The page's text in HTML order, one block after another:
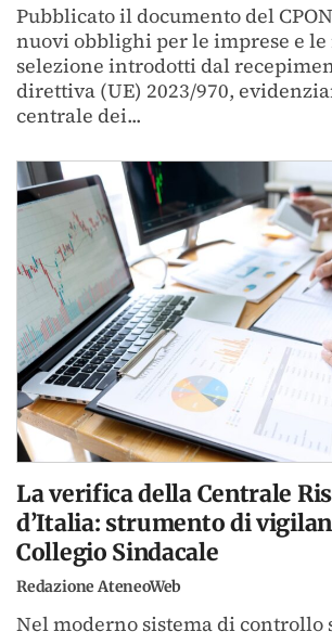
Pubblicato il documento del
nuovi obblighi per le imprese e le
selezione introdotti dal
direttiva (UE) 2023/970,
centrale dei...
La verifica della Centrale
d’Italia: strumento di
Collegio Sindacale
Redazione AteneoWeb
Nel moderno sistema di controllo